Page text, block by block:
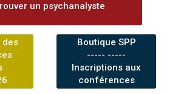
un psychanalyste
des
Boutique SPP
----- -----
Inscriptions aux
conférences